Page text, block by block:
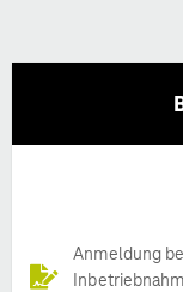
Anmeldung